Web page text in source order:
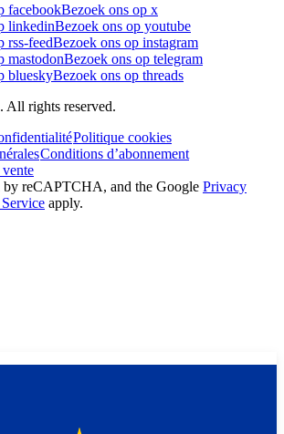
facebookBezoek ons op x
linkedinBezoek ons op youtube
rss-feedBezoek ons op instagram
mastodonBezoek ons op telegram
blueskyBezoek ons op threads
All rights reserved.
Politique cookies
Conditions d’abonnement
by reCAPTCHA, and the Google Privacy
apply.